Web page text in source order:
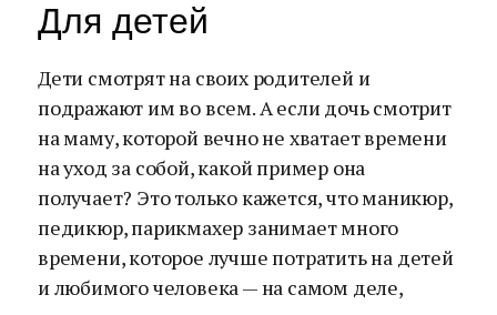
Для детей
Дети смотрят на своих родителей и
подражают им во всем. А если дочь смотрит
на маму, которой вечно не хватает времени
на уход за собой, какой пример она
получает? Это только кажется, что маникюр,
педикюр, парикмахер занимает много
времени, которое лучше потратить на детей
и любимого человека — на самом деле,